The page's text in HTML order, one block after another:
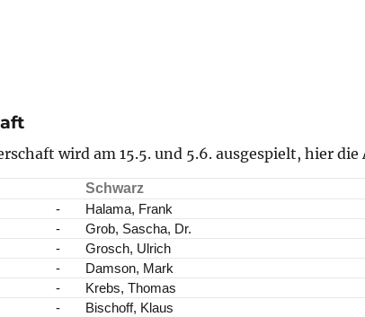
wird am 15.5. und 5.6. ausgespielt, hier die
Schwarz
- Halama, Frank
- Grob, Sascha, Dr.
- Grosch, Ulrich
- Damson, Mark
- Krebs, Thomas
- Bischoff, Klaus